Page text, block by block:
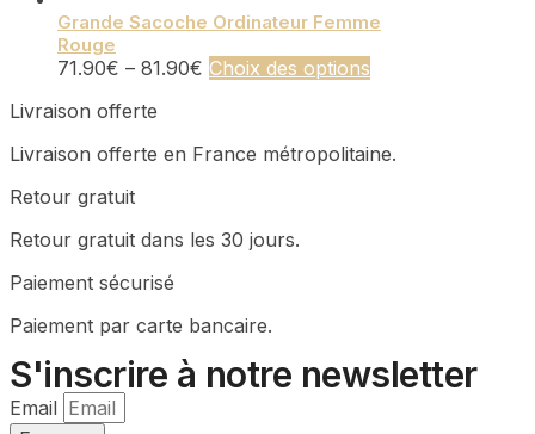
produit
peuvent
choisies
du
Grande Sacoche Ordinateur Femme
Rouge
71.90€ – 81.90€ Choix des options
variations.
du
Livraison offerte
Livraison offerte en France métropolitaine.
Retour gratuit
Retour gratuit dans les 30 jours.
Paiement sécurisé
Paiement par carte bancaire.
S'inscrire à notre newsletter
Email